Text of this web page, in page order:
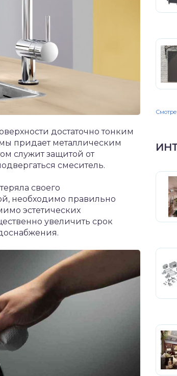
достаточно тонким
придает металлическим
служит защитой от
смеситель.
своего
необходимо правильно
эстетических
увеличить срок